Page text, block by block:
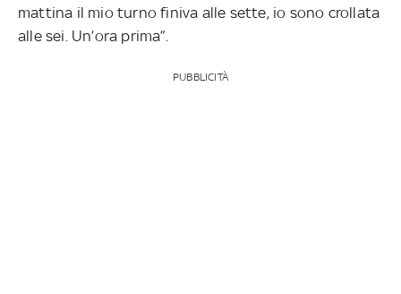
mattina il mio turno finiva alle sette, io sono crollata
alle sei. Un’ora prima”.
PUBBLICITÀ